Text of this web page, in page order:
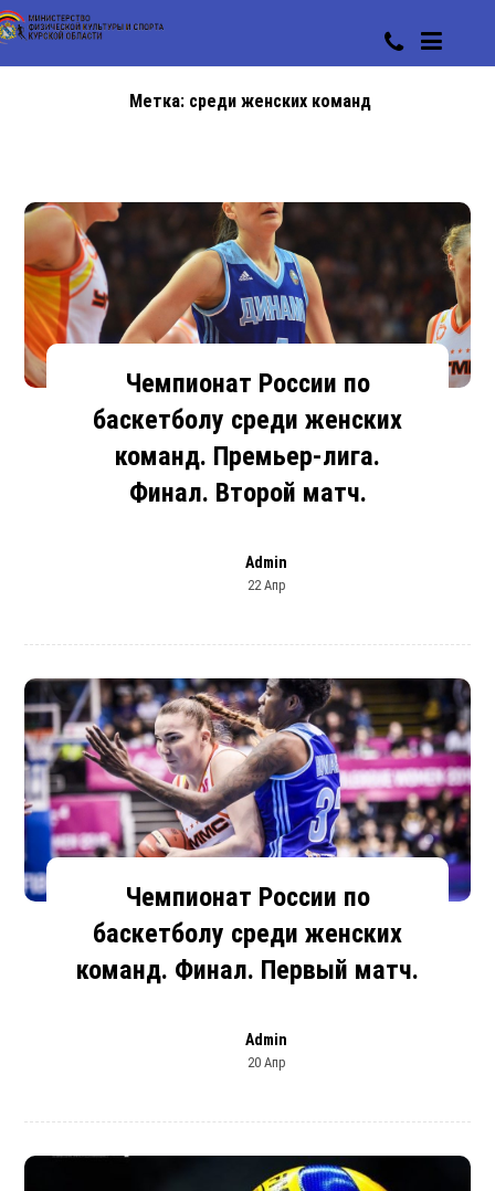
Метка: среди женских команд
Чемпионат России по
баскетболу среди женских
команд. Премьер-лига.
Финал. Второй матч.
Admin
22 Апр
Чемпионат России по
баскетболу среди женских
команд. Финал. Первый матч.
Admin
20 Апр